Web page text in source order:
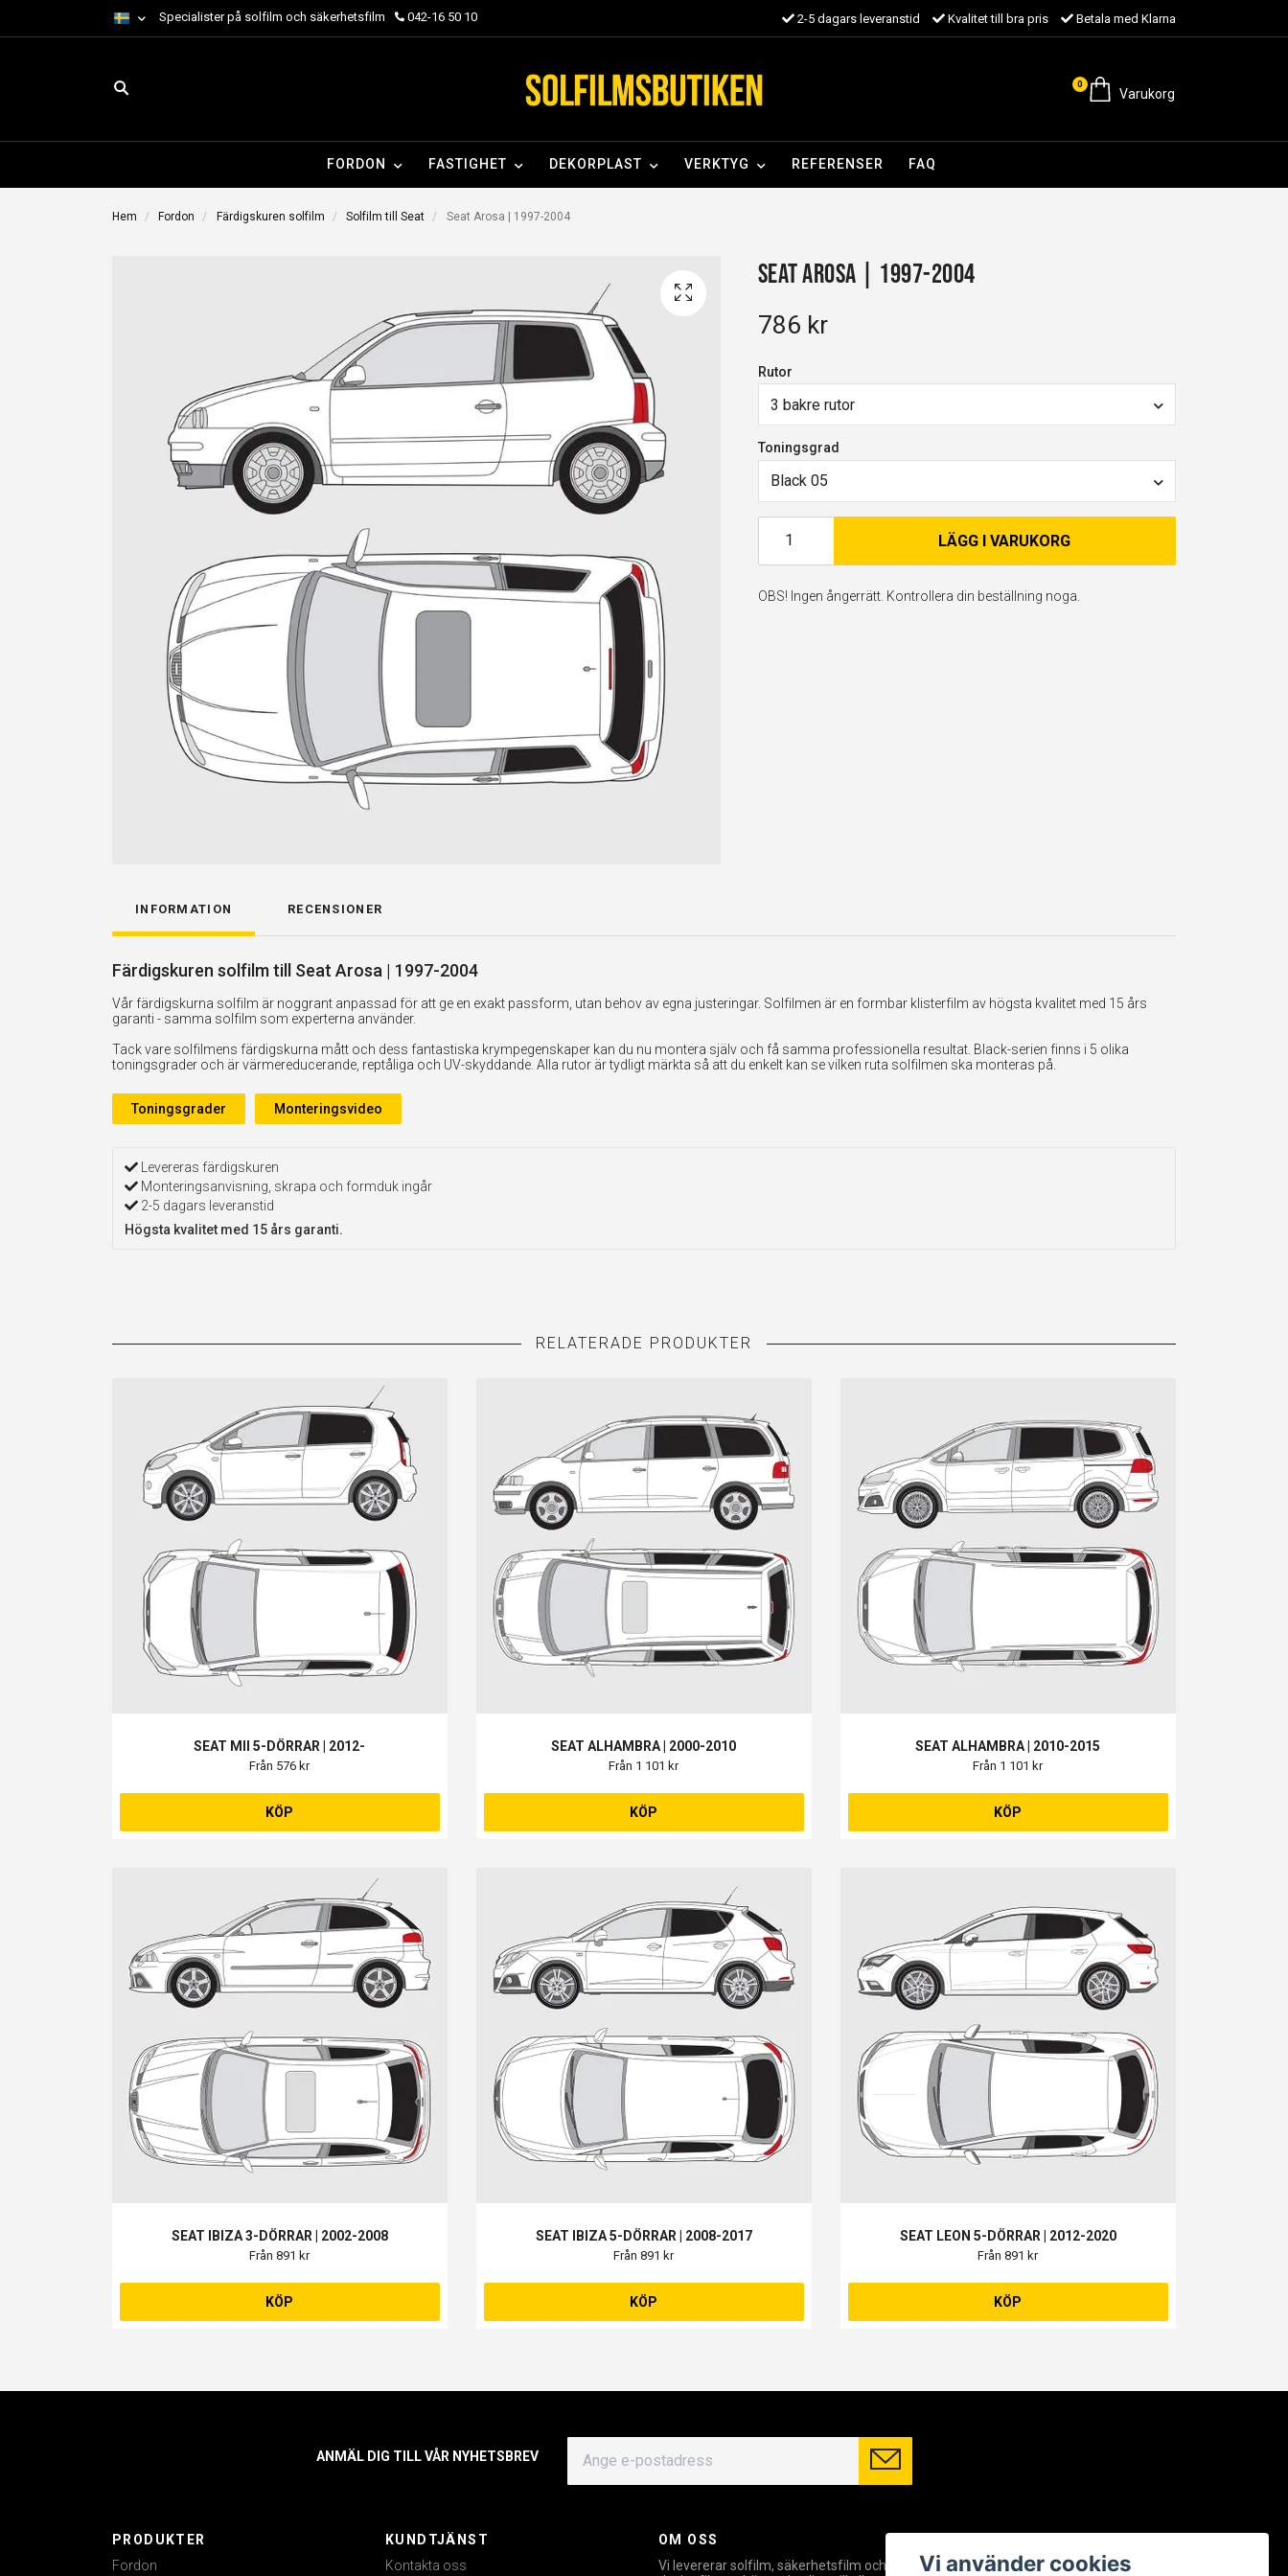
Specialister på solfilm och säkerhetsfilm 042-16 50 10 2-5 dagars leveranstid Kvalitet till bra pris Betala med Klarna
0
Varukorg
FORDON FASTIGHET DEKORPLAST VERKTYG REFERENSER FAQ
Hem Fordon Färdigskuren solfilm Solfilm till Seat Seat Arosa | 1997-2004
Seat Arosa | 1997-2004
786 kr
Rutor
3 bakre rutor
Toningsgrad
Black 05
LÄGG I VARUKORG
OBS! Ingen ångerrätt. Kontrollera din beställning noga.
INFORMATION RECENSIONER
Färdigskuren solfilm till Seat Arosa | 1997-2004
Vår färdigskurna solfilm är noggrant anpassad för att ge en exakt passform, utan behov av egna justeringar. Solfilmen är en formbar klisterfilm av högsta kvalitet med 15 års
garanti - samma solfilm som experterna använder.
Tack vare solfilmens färdigskurna mått och dess fantastiska krympegenskaper kan du nu montera själv och få samma professionella resultat. Black-serien finns i 5 olika
toningsgrader och är värmereducerande, reptåliga och UV-skyddande. Alla rutor är tydligt märkta så att du enkelt kan se vilken ruta solfilmen ska monteras på.
Toningsgrader Monteringsvideo
Levereras färdigskuren
Monteringsanvisning, skrapa och formduk ingår
2-5 dagars leveranstid
Högsta kvalitet med 15 års garanti.
SEAT MII 5-DÖRRAR | 2012-
Från 576 kr
KÖP
SEAT ALHAMBRA | 2000-2010
Från 1 101 kr
KÖP
SEAT ALHAMBRA | 2010-2015
Från 1 101 kr
KÖP
SEAT IBIZA 3-DÖRRAR | 2002-2008
Från 891 kr
KÖP
SEAT IBIZA 5-DÖRRAR | 2008-2017
Från 891 kr
KÖP
SEAT LEON 5-DÖRRAR | 2012-2020
Från 891 kr
KÖP
ANMÄL DIG TILL VÅR NYHETSBREV
PRODUKTER
Fordon
KUNDTJÄNST
Kontakta oss
OM OSS
Vi levererar solfilm, säkerhetsfilm och
Facebook
Vi använder cookies